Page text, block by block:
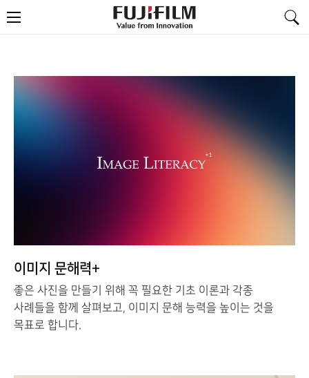
메
뉴
이미지 문해력+
좋은 사진을 만들기 위해 꼭 필요한 기초 이론과 각종
사례들을 함께 살펴보고, 이미지 문해 능력을 높이는 것을
목표로 합니다.